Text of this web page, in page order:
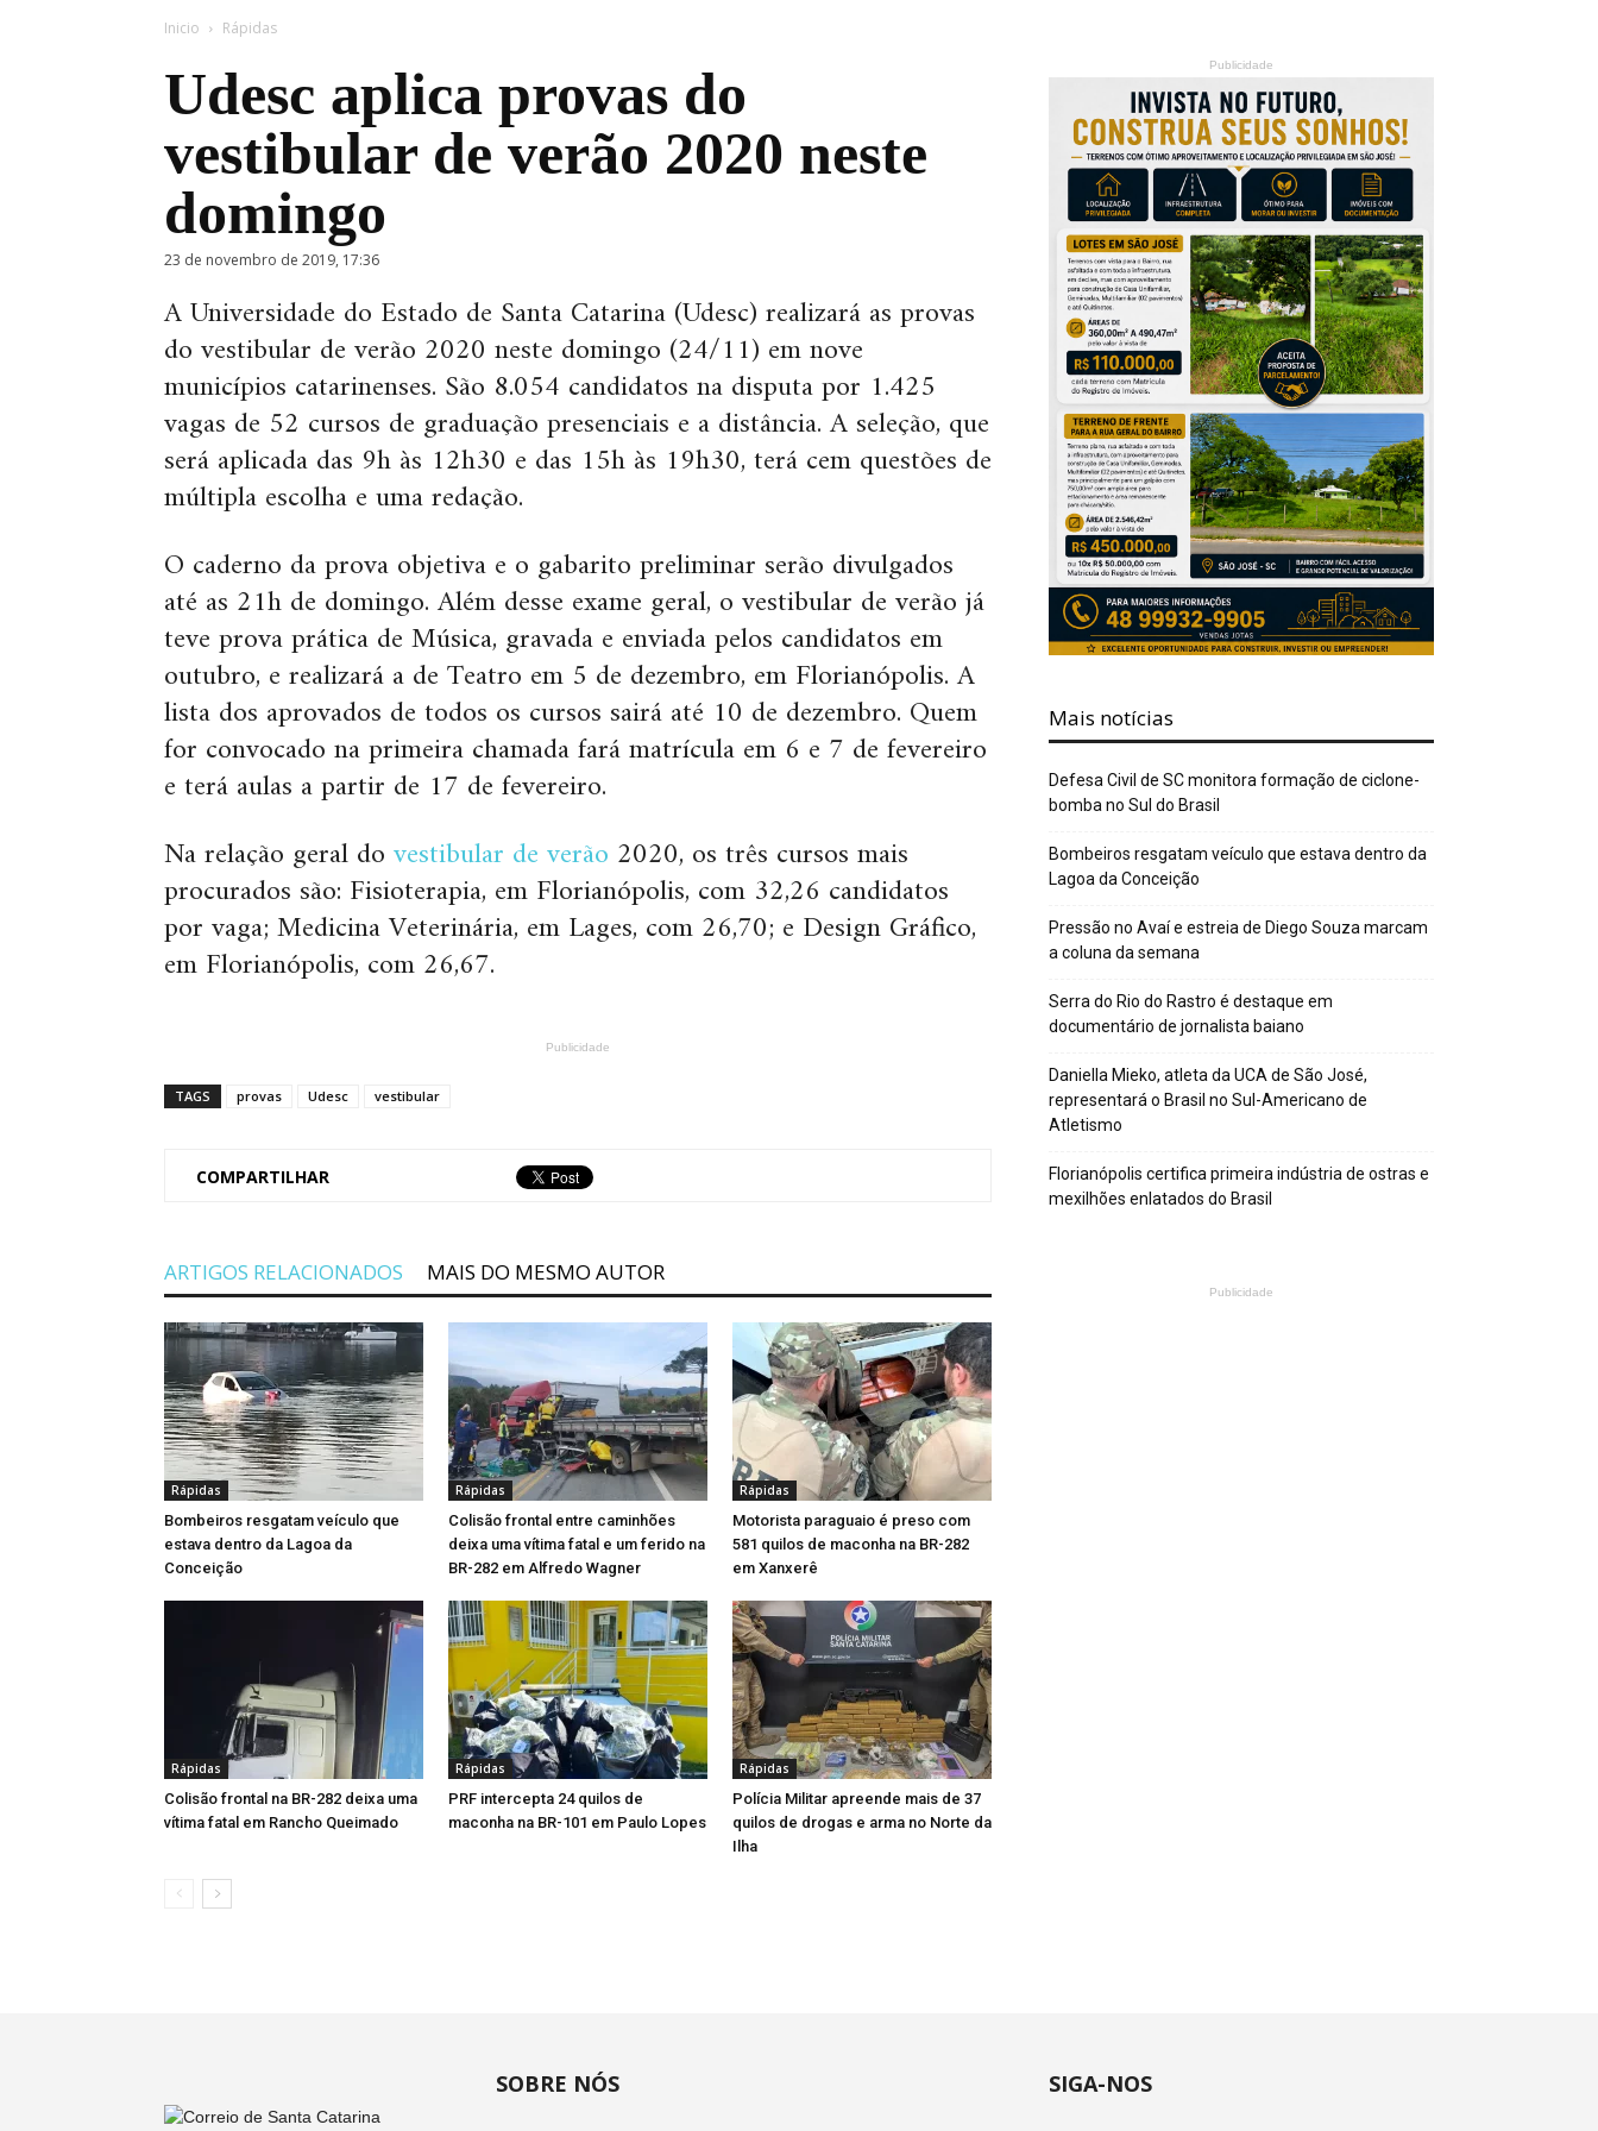
Inicio Rápidas
Udesc aplica provas do
vestibular de verão 2020 neste
domingo
23 de novembro de 2019, 17:36
A Universidade do Estado de Santa Catarina (Udesc) realizará as provas
do vestibular de verão 2020 neste domingo (24/11) em nove
municípios catarinenses. São 8.054 candidatos na disputa por 1.425
vagas de 52 cursos de graduação presenciais e a distância. A seleção, que
será aplicada das 9h às 12h30 e das 15h às 19h30, terá cem questões de
múltipla escolha e uma redação.
O caderno da prova objetiva e o gabarito preliminar serão divulgados
até as 21h de domingo. Além desse exame geral, o vestibular de verão já
teve prova prática de Música, gravada e enviada pelos candidatos em
outubro, e realizará a de Teatro em 5 de dezembro, em Florianópolis. A
lista dos aprovados de todos os cursos sairá até 10 de dezembro. Quem
for convocado na primeira chamada fará matrícula em 6 e 7 de fevereiro
e terá aulas a partir de 17 de fevereiro.
Na relação geral dovestibular de verão 2020, os três cursos mais
procurados são: Fisioterapia, em Florianópolis, com 32,26 candidatos
por vaga; Medicina Veterinária, em Lages, com 26,70; e Design Gráfico,
em Florianópolis, com 26,67.
Publicidade
TAGS provas Udesc vestibular
COMPARTILHAR
ARTIGOS RELACIONADOS MAIS DO MESMO AUTOR
Rápidas
Bombeiros resgatam veículo que
estava dentro da Lagoa da
Conceição
Rápidas
Colisão frontal entre caminhões
deixa uma vítima fatal e um ferido na
BR-282 em Alfredo Wagner
Rápidas
Motorista paraguaio é preso com
581 quilos de maconha na BR-282
em Xanxerê
Rápidas
Colisão frontal na BR-282 deixa uma
vítima fatal em Rancho Queimado
Rápidas
PRF intercepta 24 quilos de
maconha na BR-101 em Paulo Lopes
Rápidas
Polícia Militar apreende mais de 37
quilos de drogas e arma no Norte da
Ilha
Publicidade
Mais notícias
Defesa Civil de SC monitora formação de ciclone-
bomba no Sul do Brasil
Bombeiros resgatam veículo que estava dentro da
Lagoa da Conceição
Pressão no Avaí e estreia de Diego Souza marcam
a coluna da semana
Serra do Rio do Rastro é destaque em
documentário de jornalista baiano
Daniella Mieko, atleta da UCA de São José,
representará o Brasil no Sul-Americano de
Atletismo
Florianópolis certifica primeira indústria de ostras e
mexilhões enlatados do Brasil
Publicidade
SOBRE NÓS SIGA-NOS